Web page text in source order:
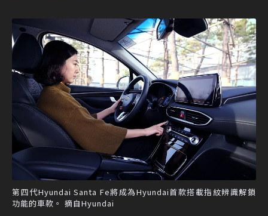
第四代Hyundai Santa Fe將成為Hyundai首款搭載指紋辨識解鎖
功能的車款。 摘自Hyundai